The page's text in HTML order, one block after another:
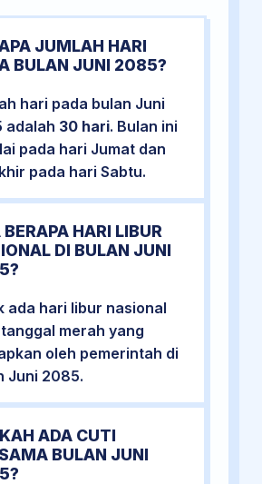
JUMLAH HARI
BULAN JUNI 2085?
hari pada bulan Juni
adalah 30 hari. Bulan ini
pada hari Jumat dan
pada hari Sabtu.
HARI LIBUR
DI BULAN JUNI
ada hari libur nasional
merah yang
oleh pemerintah di
Juni 2085.
ADA CUTI
BULAN JUNI